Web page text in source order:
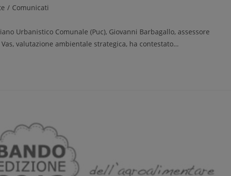
/ Comunicati
Urbanistico Comunale (Puc), Giovanni Barbagallo, assessore
valutazione ambientale strategica, ha contestato…